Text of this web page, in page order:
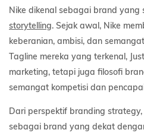
Nike dikenal sebagai brand
storytelling. Sejak awal, Nike
keberanian, ambisi, dan
Tagline mereka yang terkenal,
marketing, tetapi juga filosofi
semangat kompetisi dan
Dari perspektif branding
sebagai brand yang dekat